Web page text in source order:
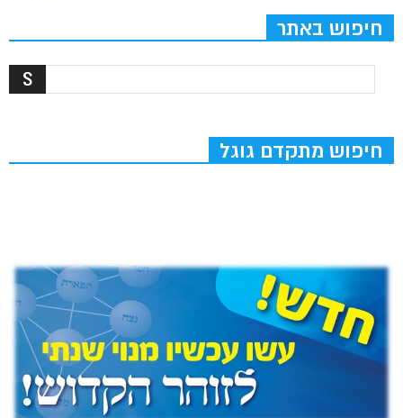
חיפוש באתר
חיפוש מתקדם גוגל